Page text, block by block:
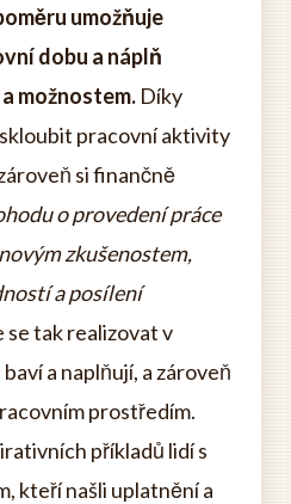
umožňuje
dobu a náplň
možnostem. Díky
pracovní aktivity
si finančně
o provedení práce
zkušenostem,
a posílení
se tak realizovat v
a naplňují, a zároveň
prostředím.
příkladů lidí s
kteří našli uplatnění a